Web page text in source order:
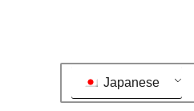
Japanese